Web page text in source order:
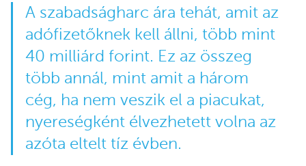
A szabadságharc ára tehát, amit az
adófizetőknek kell állni, több mint
40 milliárd forint. Ez az összeg
több annál, mint amit a három
cég, ha nem veszik el a piacukat,
nyereségként élvezhetett volna az
azóta eltelt tíz évben.